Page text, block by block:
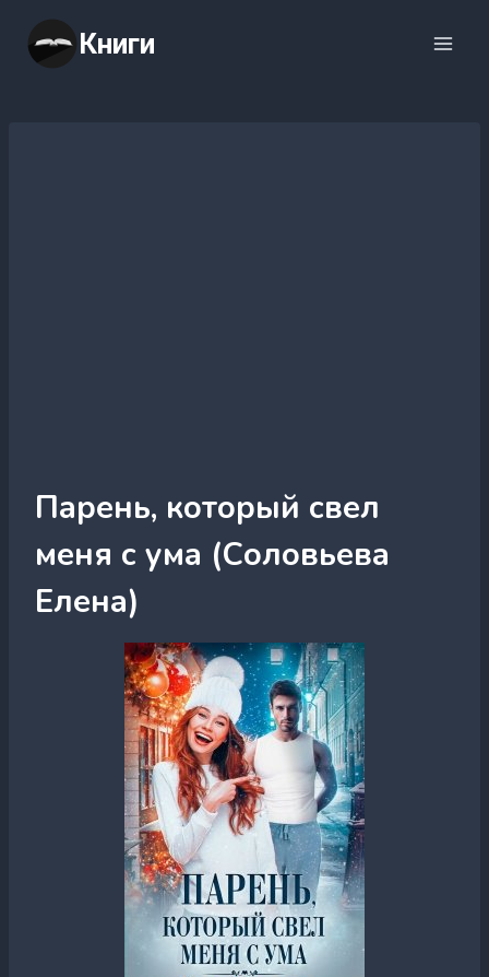
содержимому
Книги
Парень, который свел
меня с ума (Соловьева
Елена)